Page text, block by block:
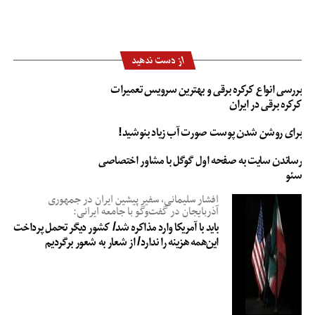
جزء محبوب ترین و پرطرفدارترین ماشین های چینی در بازار ایران هستند. تیگو ۷ به
کنار موتور قدرتمند و کیفیت تولید بالا ، یک کراس آور همه چیز تمام را به ارمغان
تولید کنند.
دیگنیتی و فیدلیتی
زمان زیادی نیست که بهمن موتور از دو محصول جدید خودش به نام های دیگنیتی و
فیدلیتی رونمایی کرده که هر دو خودرو به دلیل طراحی جذاب و امکانات سطح بالا به
از دست ندهید
بررسی انواع کرکره برقی و بهترین سرویس تعمیرات
کرکره برقی در ایران
برای روشن شدن پوست صورت آب زیاد بنوشید!
رساندن سایت به صفحه اول گوگل با مشاور اختصاصی
سئو
افشار سلیمانی، سفیر پیشین ایران در جمهوری
آذربایجان در گفت‌وگو با جامعه ایرانی:
باید با آمریکا وارد مذاکره شد/ کشور دیگر تحمل پرداخت
این‌همه هزینه را ندارد/ از شعار به شعور برگردیم